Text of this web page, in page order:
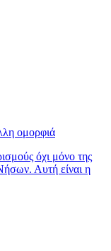
ομορφιά
όχι μόνο της
Αυτή είναι η